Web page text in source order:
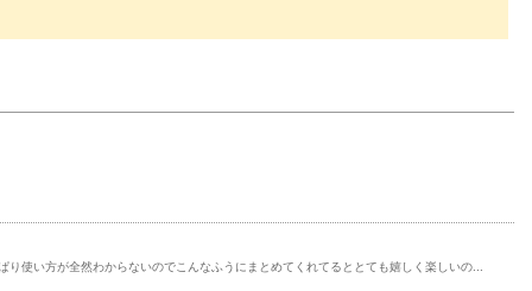
使い方が全然わからないのでこんなふうにまとめてくれてるととても嬉しく楽しいの...